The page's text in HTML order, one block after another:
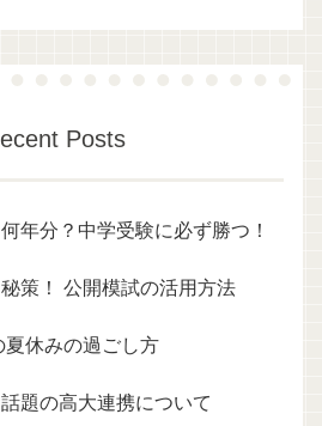
Posts
年分？中学受験に必ず勝つ！
策！ 公開模試の活用方法
夏休みの過ごし方
題の高大連携について